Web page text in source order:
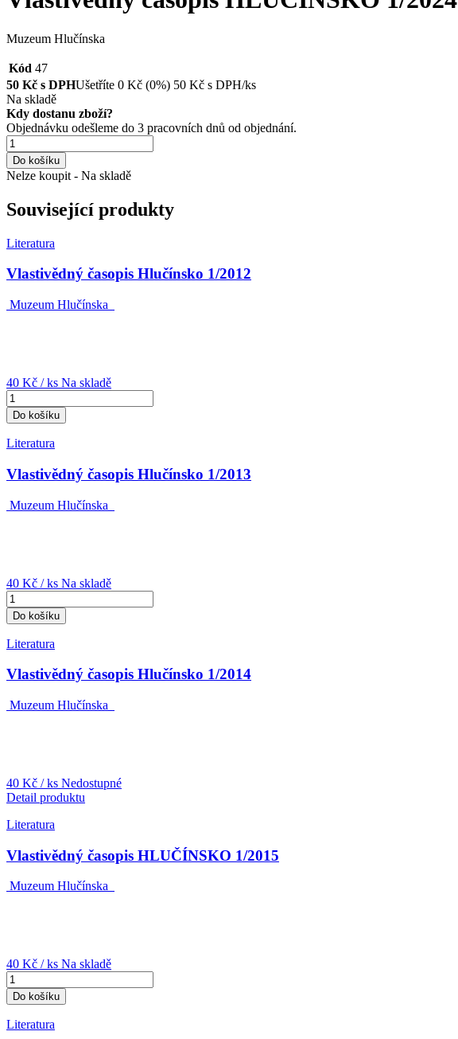
Muzeum Hlučínska
Kód 47
50 Kč s DPHUšetříte 0 Kč (0%) 50 Kč s DPH/ks
Na skladě
Kdy dostanu zboží?
Objednávku odešleme do 3 pracovních dnů od objednání.
Do košíku
Nelze koupit - Na skladě
Související produkty
Literatura
Vlastivědný časopis Hlučínsko 1/2012
Muzeum Hlučínska
40 Kč / ks Na skladě
Do košíku
Literatura
Vlastivědný časopis Hlučínsko 1/2013
Muzeum Hlučínska
40 Kč / ks Na skladě
Do košíku
Literatura
Vlastivědný časopis Hlučínsko 1/2014
Muzeum Hlučínska
40 Kč / ks Nedostupné
Detail produktu
Literatura
Vlastivědný časopis HLUČÍNSKO 1/2015
Muzeum Hlučínska
40 Kč / ks Na skladě
Do košíku
Literatura